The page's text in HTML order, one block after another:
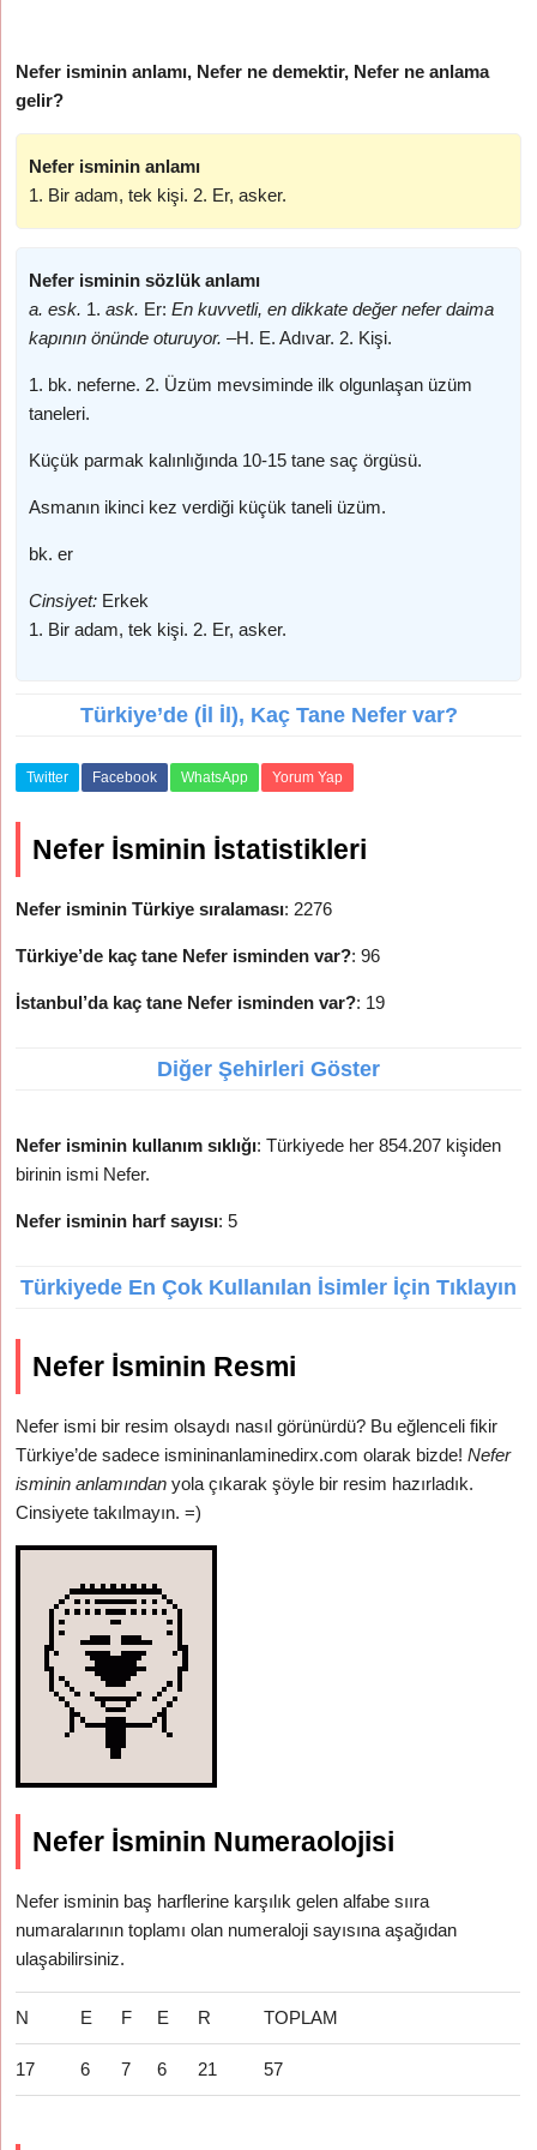
Nefer isminin anlamı, Nefer ne demektir, Nefer ne anlama
gelir?
Nefer isminin anlamı
1. Bir adam, tek kişi. 2. Er, asker.
Nefer isminin sözlük anlamı
a. esk. 1.ask. Er: En kuvvetli, en dikkate değer nefer daima
kapının önünde oturuyor. –H. E. Adıvar. 2. Kişi.
1. bk. neferne. 2. Üzüm mevsiminde ilk olgunlaşan üzüm
taneleri.
Küçük parmak kalınlığında 10-15 tane saç örgüsü.
Asmanın ikinci kez verdiği küçük taneli üzüm.
bk. er
Cinsiyet: Erkek
1. Bir adam, tek kişi. 2. Er, asker.
Türkiye’de (İl İl), Kaç Tane Nefer var?
Twitter Facebook WhatsApp Yorum Yap
Nefer İsminin İstatistikleri
Nefer isminin Türkiye sıralaması: 2276
Türkiye’de kaç tane Nefer isminden var?: 96
İstanbul’da kaç tane Nefer isminden var?: 19
Diğer Şehirleri Göster
Nefer isminin kullanım sıklığı: Türkiyede her 854.207 kişiden
birinin ismi Nefer.
Nefer isminin harf sayısı: 5
Türkiyede En Çok Kullanılan İsimler İçin Tıklayın
Nefer İsminin Resmi
Nefer ismi bir resim olsaydı nasıl görünürdü? Bu eğlenceli fikir
Türkiye’de sadece ismininanlaminedirx.com olarak bizde!Nefer
isminin anlamından yola çıkarak şöyle bir resim hazırladık.
Cinsiyete takılmayın. =)
Nefer İsminin Numeraolojisi
Nefer isminin baş harflerine karşılık gelen alfabe sııra
numaralarının toplamı olan numeraloji sayısına aşağıdan
ulaşabilirsiniz.
N E F E R TOPLAM
17 6 7 6 21 57